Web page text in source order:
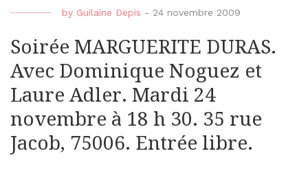
by Guilaine Depis - 24 novembre 2009
Soirée MARGUERITE DURAS.
Avec Dominique Noguez et
Laure Adler. Mardi 24
novembre à 18 h 30. 35 rue
Jacob, 75006. Entrée libre.